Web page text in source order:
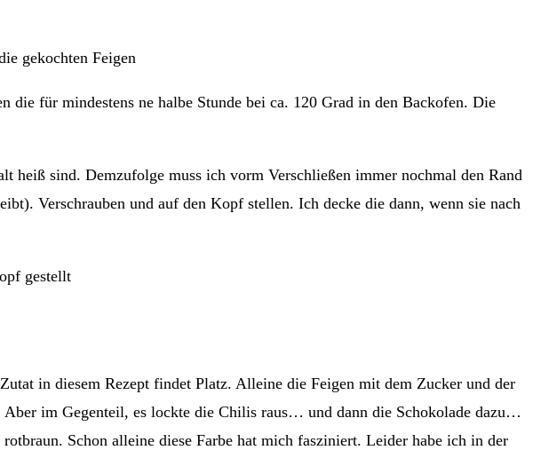
die für mindestens ne halbe Stunde bei ca. 120 Grad in den Backofen. Die
sind. Demzufolge muss ich vorm Verschließen immer nochmal den Rand
Verschrauben und auf den Kopf stellen. Ich decke die dann, wenn sie nach
in diesem Rezept findet Platz. Alleine die Feigen mit dem Zucker und der
im Gegenteil, es lockte die Chilis raus… und dann die Schokolade dazu…
Schon alleine diese Farbe hat mich fasziniert. Leider habe ich in der